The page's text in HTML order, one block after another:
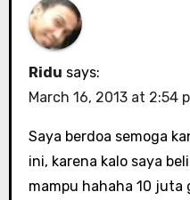
Ridu says:
March 16, 2013 at 2:54
Saya berdoa semoga
ini, karena kalo saya
mampu hahaha 10 juta